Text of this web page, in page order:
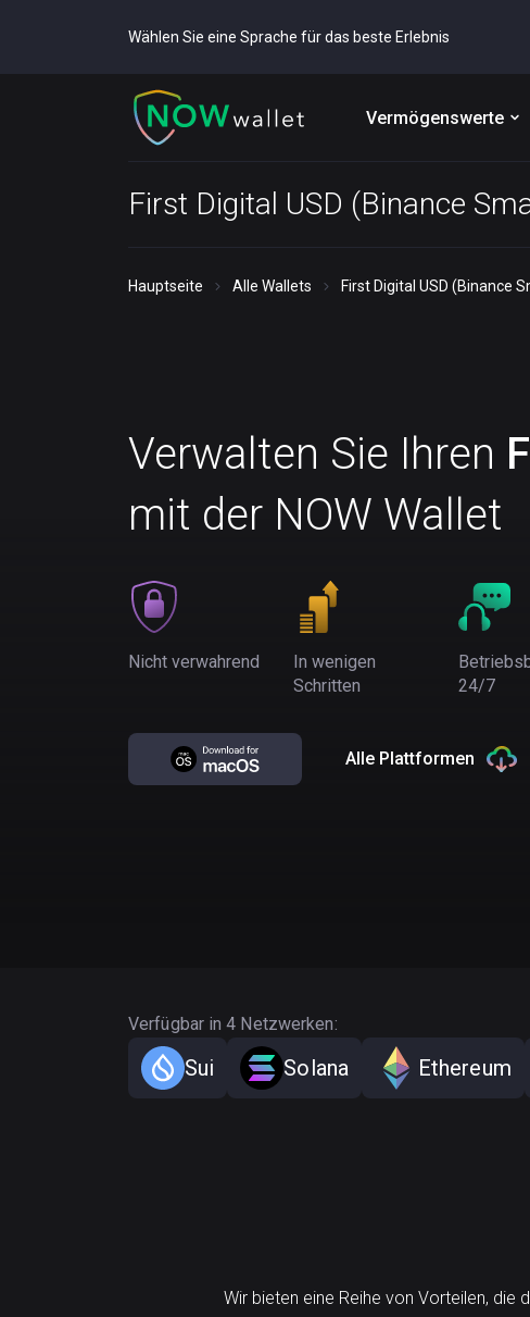
Wählen Sie eine Sprache für das beste Erlebnis
Vermögenswerte
First Digital USD (Binance
Hauptseite Alle Wallets First Digital USD (Binance
Verwalten Sie Ihren
mit der NOW Wallet
Nicht verwahrend
In wenigen
Schritten
24/7
Alle Plattformen
Verfügbar in 4 Netzwerken:
Sui Solana Ethereum
Wir bieten eine Reihe von Vorteilen, die